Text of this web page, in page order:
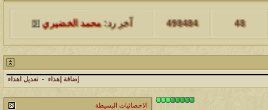
مشاركات المشاهدات آخر مشاركة
17
231757 آخر رد:محمد الخضيري
المشاهدات
آخر مشاركة
إضافة إهداء - تعديل اهداء
الاحصائيات البسيطة